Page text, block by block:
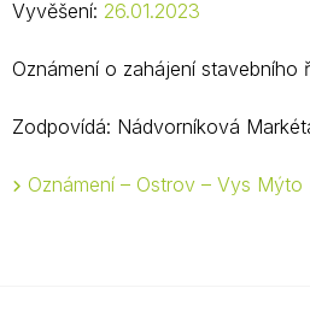
Vyvěšení: 26.01.2023
Oznámení o zahájení stavebního
Zodpovídá: Nádvorníková
Oznámení – Ostrov – Vys Mýto